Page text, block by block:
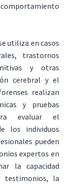
comportamiento
utiliza en casos
trastornos
y otras
cerebral y el
realizan
y pruebas
evaluar el
los individuos
pueden
expertos en
la capacidad
testimonios, la